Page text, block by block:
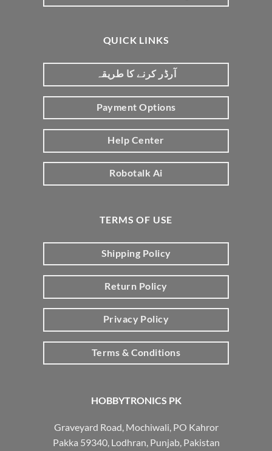
HOBBYTRONICS PK
Graveyard Road, Mochiwali, PO Kahror
Pakka 59340, Lodhran, Punjab, Pakistan
QUICK LINKS
آرڈر کرنے کا طریقہ
Payment Options
Help Center
Robotalk Ai
TERMS OF USE
Shipping Policy
Return Policy
Privacy Policy
Terms & Conditions